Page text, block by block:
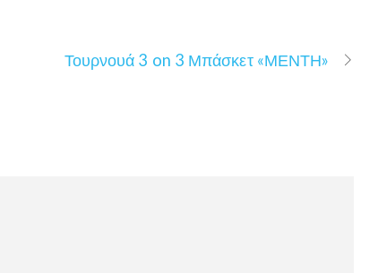
Τουρνουά 3 on 3 Μπάσκετ «ΜΕΝΤΗ»